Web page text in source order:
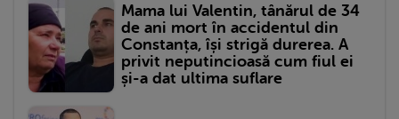
Mama lui Valentin, tânărul de 34
de ani mort în accidentul din
Constanța, își strigă durerea. A
privit neputincioasă cum fiul ei
și-a dat ultima suflare